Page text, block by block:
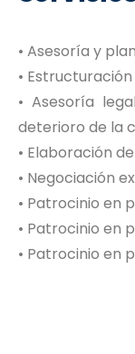
• Asesoría y
•
• Asesoría
deterioro de la
• Elaboración
• Negociación
• Patrocinio en
• Patrocinio en
• Patrocinio en